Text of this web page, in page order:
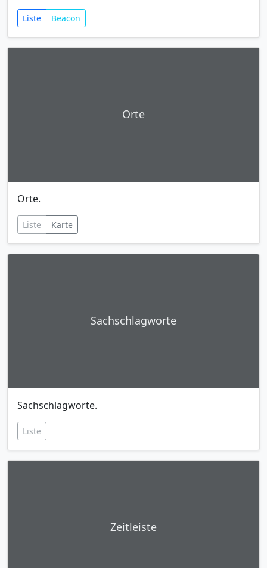
Liste Beacon
Orte
Orte.
Liste Karte
Sachschlagworte
Sachschlagworte.
Liste
Zeitleiste